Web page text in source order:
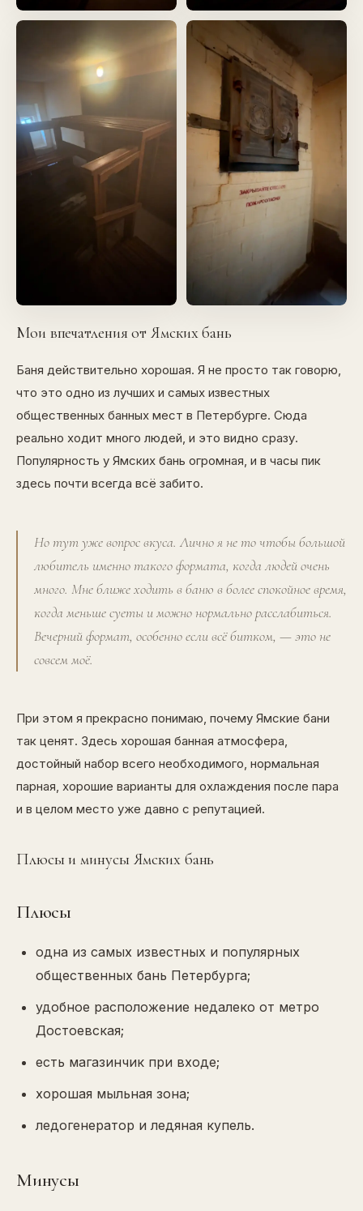
Мои впечатления от Ямских бань
Баня действительно хорошая. Я не просто так говорю,
что это одно из лучших и самых известных
общественных банных мест в Петербурге. Сюда
реально ходит много людей, и это видно сразу.
Популярность у Ямских бань огромная, и в часы пик
здесь почти всегда всё забито.
Но тут уже вопрос вкуса. Лично я не то чтобы большой
любитель именно такого формата, когда людей очень
много. Мне ближе ходить в баню в более спокойное время,
когда меньше суеты и можно нормально расслабиться.
Вечерний формат, особенно если всё битком, — это не
совсем моё.
При этом я прекрасно понимаю, почему Ямские бани
так ценят. Здесь хорошая банная атмосфера,
достойный набор всего необходимого, нормальная
парная, хорошие варианты для охлаждения после пара
и в целом место уже давно с репутацией.
Плюсы и минусы Ямских бань
Плюсы
одна из самых известных и популярных
общественных бань Петербурга;
удобное расположение недалеко от метро
Достоевская;
есть магазинчик при входе;
хорошая мыльная зона;
ледогенератор и ледяная купель.
Минусы